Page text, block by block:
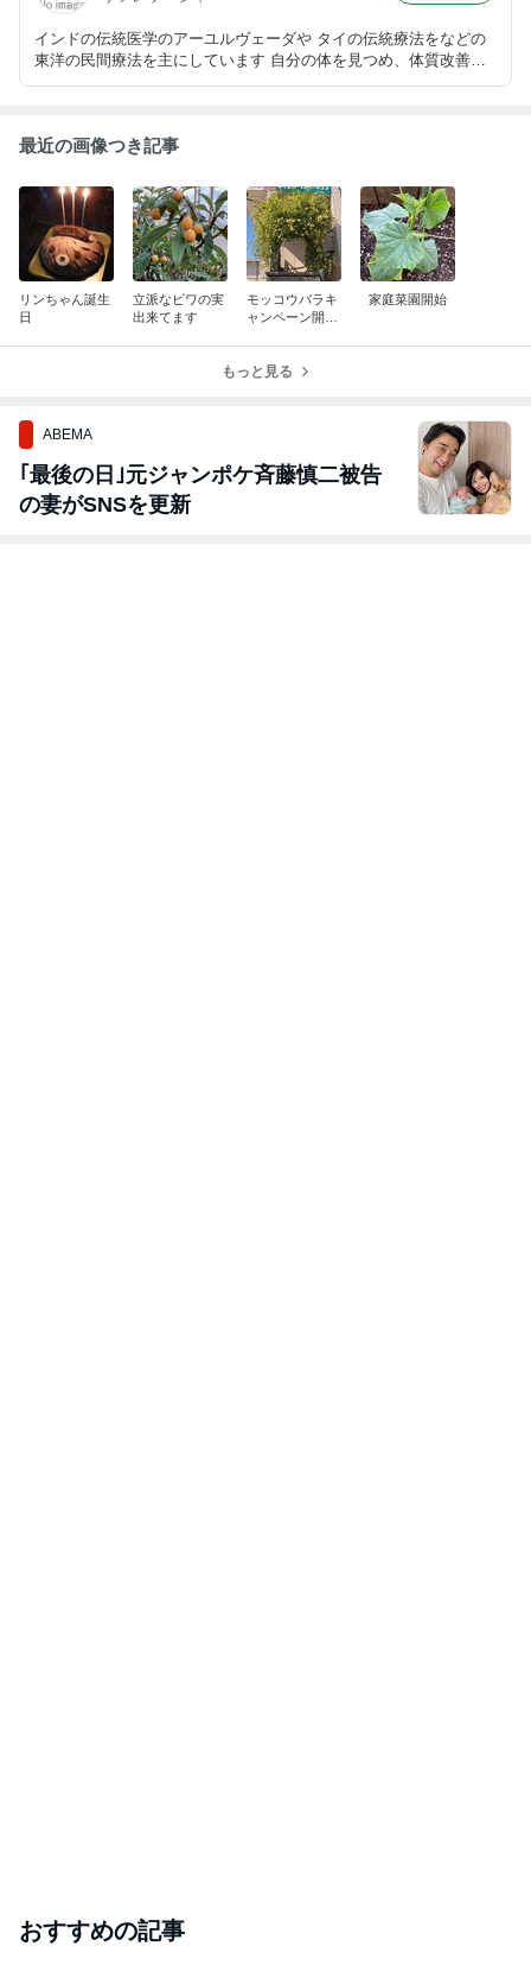
インドの伝統医学のアーユルヴェーダや タイの伝統療法をなどの
東洋の民間療法を主にしています 自分の体を見つめ、体質改善を
最近の画像つき記事
リンちゃん誕生
日
立派なビワの実
出来てます
モッコウバラキ
ャンペーン開催
家庭菜園開始
もっと見る
ABEMA
｢最後の日｣元ジャンポケ斉藤慎二被告
の妻がSNSを更新
おすすめの記事